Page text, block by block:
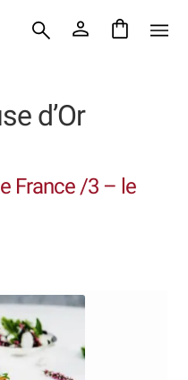
d’Or
France /3 – le